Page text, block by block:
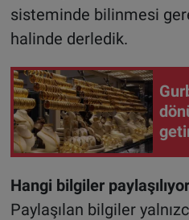
sisteminde bilinmesi
halinde derledik.
Hangi bilgiler
Paylaşılan bilgiler